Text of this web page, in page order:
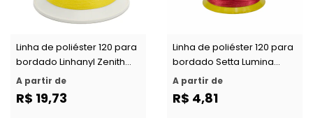
Linha de poliéster 120 para
bordado Linhanyl Zenith
cores c/ 4000 m
A partir de
R$ 19,73
Linha de poliéster 120 para
bordado Setta Lumina
cores c/ 1000 m
A partir de
R$ 4,81